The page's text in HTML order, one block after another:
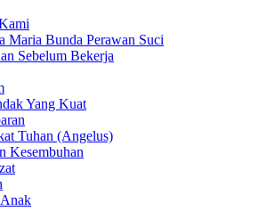
Maria Bunda Perawan Suci
Sebelum Bekerja
Yang Kuat
Tuhan (Angelus)
Kesembuhan